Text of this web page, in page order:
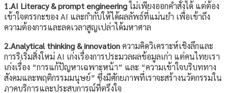
1.AI Literacy & prompt engineeringไม่เพียงออกคำสั่งได้ แต่ต้อง
เข้าใจตรรกะของ AI และกำกับให้ได้ผลลัพธ์ที่แม่นยำ เพื่อเข้าถึง
ความต้องการและลดเวลาสูญเปล่าได้มหาศาล
2.Analytical thinking & innovationความคิดวิเคราะห์เชิงลึกและ
การริเริ่มสิ่งใหม่ AI เก่งเรื่องการประมวลผลข้อมูลเก่า แต่คนไทยเรา
เก่งเรื่อง “การแก้ปัญหาเฉพาะหน้า” และ “ความเข้าใจบริบททาง
สังคมและพฤติกรรมมนุษย์” ซึ่งมีศักยภาพที่เราจะสร้างนวัตกรรมใน
ภาคบริการและประสบการณ์ที่ตรึงใจ